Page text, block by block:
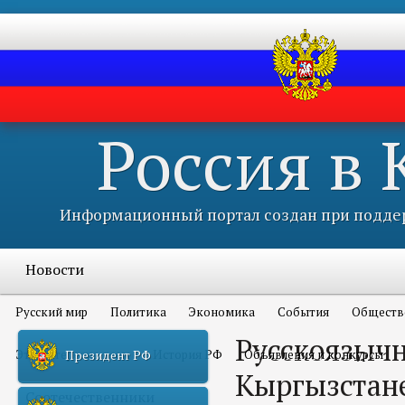
Россия в
Информационный портал создан при
Новости
Русский мир Политика Экономика События
Это интересно всем История РФ Объявления и конкурсы
Соотечественники
Президент РФ